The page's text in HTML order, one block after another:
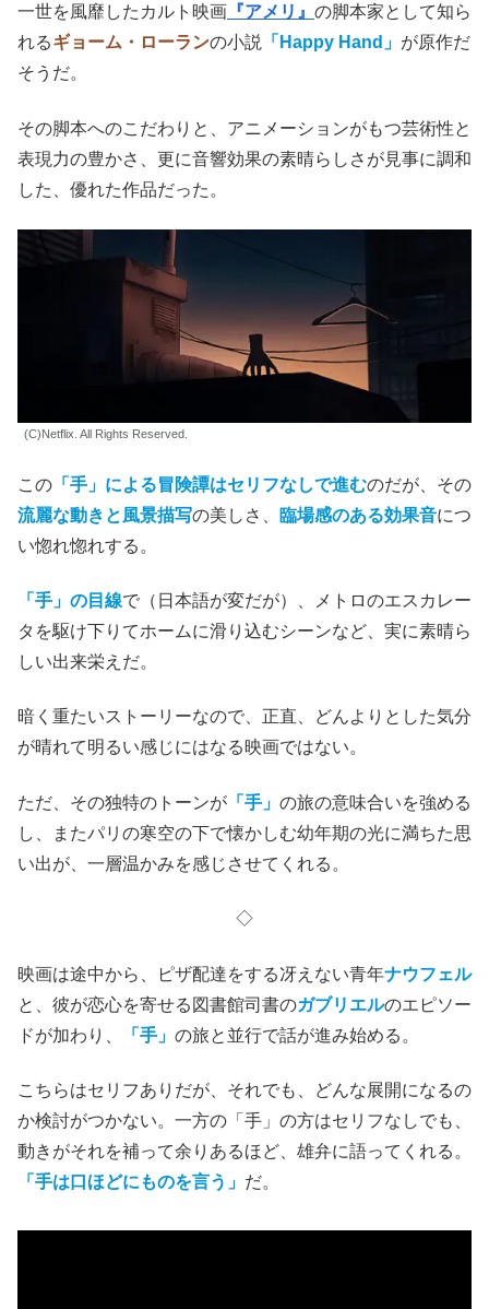
一世を風靡したカルト映画 『アメリ』 の脚本家として知ら
れるギョーム・ローランの小説 「Happy Hand」 が原作だ
そうだ。
その脚本へのこだわりと、アニメーションがもつ芸術性と
表現力の豊かさ、更に音響効果の素晴らしさが見事に調和
した、優れた作品だった。
(C)Netflix. All Rights Reserved.
この 「手」による冒険譚はセリフなしで進むのだが、その
流麗な動きと風景描写の美しさ、 臨場感のある効果音につ
い惚れ惚れする。
「手」の目線で（日本語が変だが）、メトロのエスカレー
タを駆け下りてホームに滑り込むシーンなど、実に素晴ら
しい出来栄えだ。
暗く重たいストーリーなので、正直、どんよりとした気分
が晴れて明るい感じにはなる映画ではない。
ただ、その独特のトーンが 「手」 の旅の意味合いを強める
し、またパリの寒空の下で懐かしむ幼年期の光に満ちた思
い出が、一層温かみを感じさせてくれる。
◇
映画は途中から、ピザ配達をする冴えない青年ナウフェル
と、彼が恋心を寄せる図書館司書のガブリエルのエピソー
ドが加わり、
「手」 の旅と並行で話が進み始める。
こちらはセリフありだが、それでも、どんな展開になるの
か検討がつかない。一方の「手」の方はセリフなしでも、
動きがそれを補って余りあるほど、雄弁に語ってくれる。
「手は口ほどにものを言う」 だ。